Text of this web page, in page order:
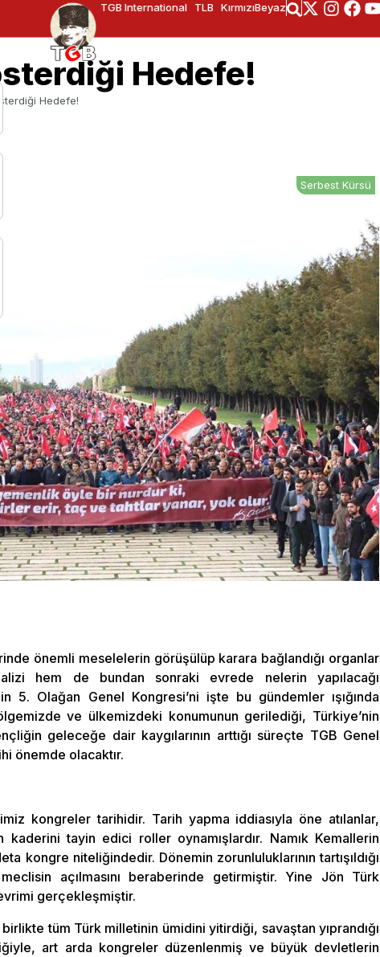
TGB International TLB KırmızıBeyaz
Hedefe!
Hedefe!
Serbest Kürsü
önemli meselelerin görüşülüp karara bağlandığı organlar
hem de bundan sonraki evrede nelerin yapılacağı
5. Olağan Genel Kongresi’ni işte bu gündemler ışığında
ve ülkemizdeki konumunun gerilediği, Türkiye’nin
geleceğe dair kaygılarının arttığı süreçte TGB Genel
önemde olacaktır.
kongreler tarihidir. Tarih yapma iddiasıyla öne atılanlar,
tayin edici roller oynamışlardır. Namık Kemallerin
kongre niteliğindedir. Dönemin zorunluluklarının tartışıldığı
açılmasını beraberinde getirmiştir. Yine Jön Türk
gerçekleşmiştir.
birlikte tüm Türk milletinin ümidini yitirdiği, savaştan yıprandığı
art arda kongreler düzenlenmiş ve büyük devletlerin